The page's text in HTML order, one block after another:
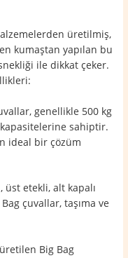
üretilmiş,
kumaştan yapılan bu
ile dikkat çeker.
genellikle 500 kg
kapasitelerine sahiptir.
ideal bir çözüm
üst etekli, alt kapalı
çuvallar, taşıma ve
Big Bag